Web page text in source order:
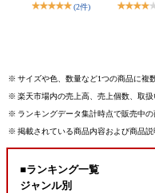
(2件)
※ サイズや色、数量など1つの商品に複
※ 楽天市場内の売上高、売上個数、取
※ ランキングデータ集計時点で販売中
※ 掲載されている商品内容および商品
■ランキング一覧
ジャンル別